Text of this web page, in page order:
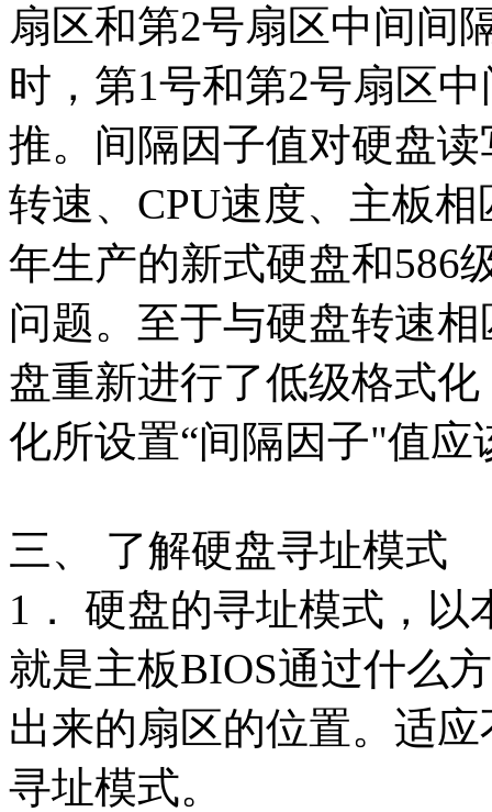
扇区和第2号扇区中间间
时，第1号和第2号扇区
推。间隔因子值对硬盘
转速、CPU速度、主板
年生产的新式硬盘和586
问题。至于与硬盘转速
盘重新进行了低级格式
化所设置“间隔因子"值
三、 了解硬盘寻址模式
1． 硬盘的寻址模式，
就是主板BIOS通过什么
出来的扇区的位置。适
寻址模式。